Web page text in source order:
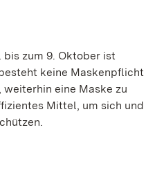
bis zum 9. Oktober ist
keine Maskenpflicht
weiterhin eine Maske zu
Mittel, um sich und